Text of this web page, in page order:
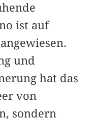
ist auf
und
hat das
von
sondern